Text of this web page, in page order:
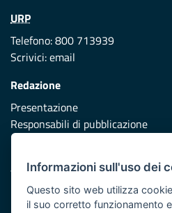
URP
Telefono: 800 713939
Scrivici:email
Redazione
Presentazione
Responsabili di pubblicazione
Vai al sito di Protezione Civile
Iniziativa finanziata con risorse
Informazioni sull'uso dei
Questo sito web utilizza
il suo corretto funzionamento